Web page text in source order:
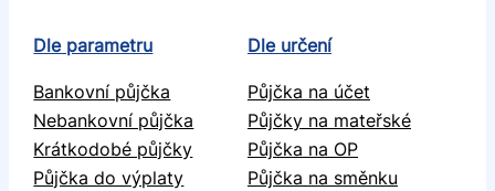
Dle parametru
Bankovní půjčka
Nebankovní půjčka
Krátkodobé půjčky
Půjčka do výplaty
Dle určení
Půjčka na účet
Půjčky na mateřské
Půjčka na OP
Půjčka na směnku